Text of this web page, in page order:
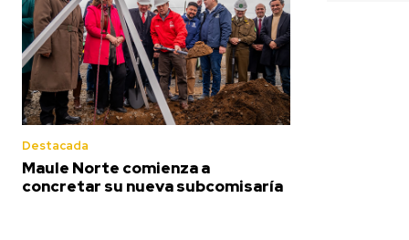
Destacada
Maule Norte comienza a
concretar su nueva subcomisaría